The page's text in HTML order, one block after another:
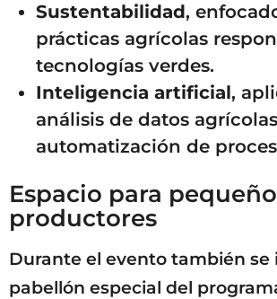
Sustentabilidad,
prácticas agrícolas
tecnologías verdes.
Inteligencia artificial,
análisis de datos
automatización de
Espacio para
productores
Durante el evento también se
pabellón especial del